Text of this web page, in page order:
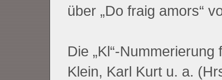
über „Do fraig amors“
Die „Kl“-
Klein, Karl Kurt u. a.